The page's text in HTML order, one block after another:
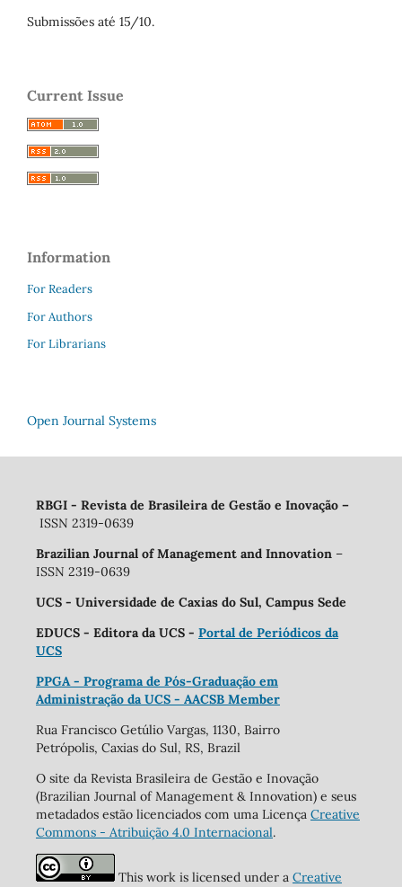
Submissões até 15/10.
Current Issue
Information
For Readers
For Authors
For Librarians
Open Journal Systems
RBGI - Revista de Brasileira de Gestão e Inovação –
ISSN 2319-0639
Brazilian Journal of Management and Innovation –
ISSN 2319-0639
UCS - Universidade de Caxias do Sul, Campus Sede
EDUCS - Editora da UCS - Portal de Periódicos da
UCS
PPGA - Programa de Pós-Graduação em
Administração da UCS - AACSB Member
Rua Francisco Getúlio Vargas, 1130, Bairro
Petrópolis, Caxias do Sul, RS, Brazil
O site da Revista Brasileira de Gestão e Inovação
(Brazilian Journal of Management & Innovation) e seus
metadados estão licenciados com uma Licença Creative
Commons - Atribuição 4.0 Internacional.
This work is licensed under a Creative